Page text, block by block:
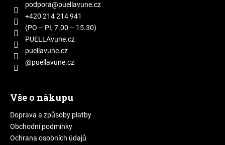
podpora@puellavune.cz
+420 214 214 941
(PO – PI, 7.00 – 15.30)
PUELLAvune.cz
puellavune.cz
@puellavune.cz
Vše o nákupu
Doprava a způsoby platby
Obchodní podmínky
Ochrana osobních údajů